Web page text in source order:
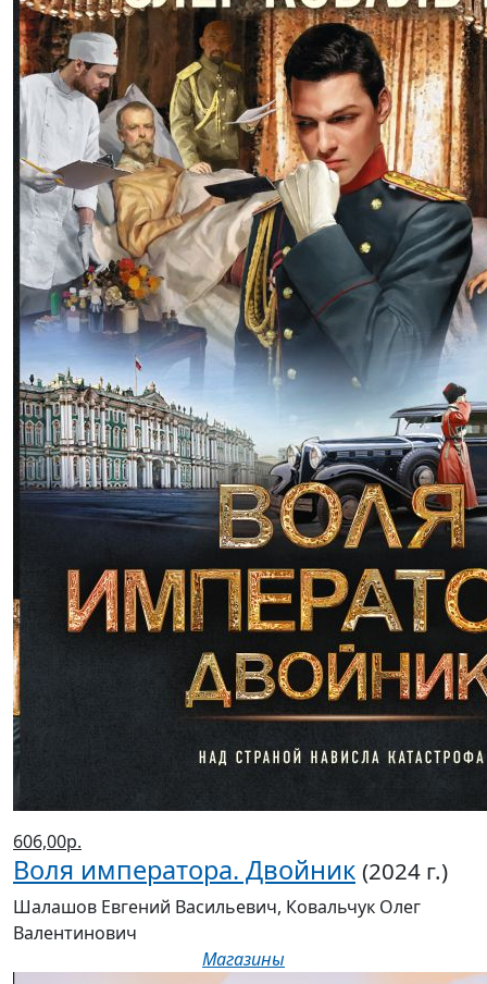
606,00р.
Воля императора. Двойник (2024 г.)
Шалашов Евгений Васильевич, Ковальчук Олег
Валентинович
Магазины